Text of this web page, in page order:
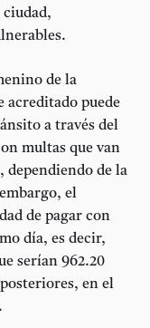
ciudad,
de la
acreditado puede
a través del
multas que van
dependiendo de la
el
de pagar con
día, es decir,
serían 962.20
en el